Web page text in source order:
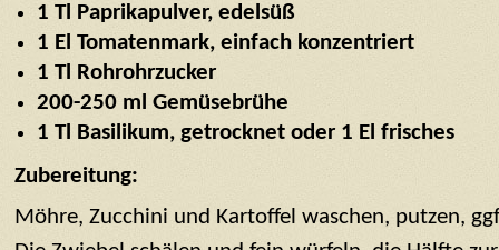
1 Tl Paprikapulver, edelsüß
1 El Tomatenmark, einfach konzentriert
1 Tl Rohrohrzucker
200-250 ml Gemüsebrühe
1 Tl Basilikum, getrocknet oder 1 El frisches
Zubereitung:
Möhre, Zucchini und Kartoffel waschen, putzen,